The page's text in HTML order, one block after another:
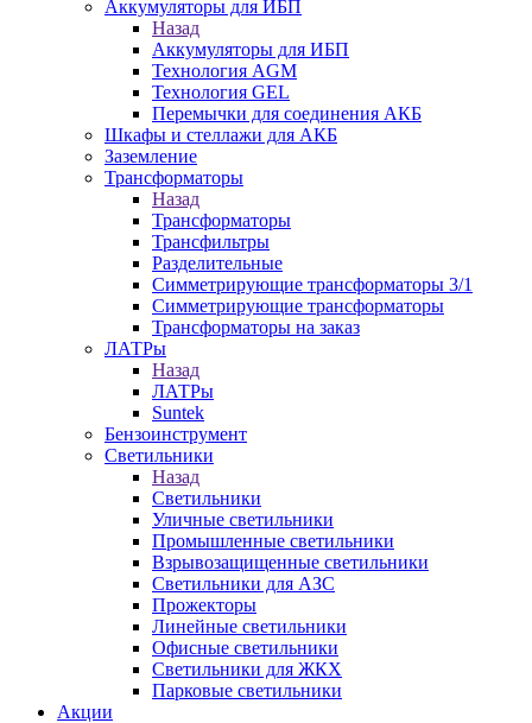
Аккумуляторы для ИБП
Назад
Аккумуляторы для ИБП
Технология AGM
Технология GEL
Перемычки для соединения АКБ
Шкафы и стеллажи для АКБ
Заземление
Трансформаторы
Назад
Трансформаторы
Трансфильтры
Разделительные
Симметрирующие трансформаторы 3/1
Симметрирующие трансформаторы
Трансформаторы на заказ
ЛАТРы
Назад
ЛАТРы
Suntek
Бензоинструмент
Светильники
Назад
Светильники
Уличные светильники
Промышленные светильники
Взрывозащищенные светильники
Светильники для АЗС
Прожекторы
Линейные светильники
Офисные светильники
Светильники для ЖКХ
Парковые светильники
Акции